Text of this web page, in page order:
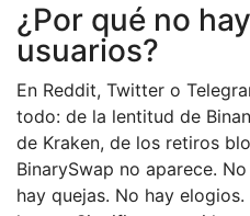
¿Por qué no
usuarios?
En Reddit, Twitter o
todo: de la lentitud de
de Kraken, de los retiros
BinarySwap no aparece.
hay quejas. No hay